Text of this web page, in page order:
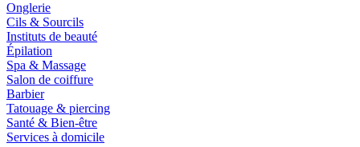
Onglerie
Cils & Sourcils
Instituts de beauté
Épilation
Spa & Massage
Salon de coiffure
Barbier
Tatouage & piercing
Santé & Bien-être
Services à domicile